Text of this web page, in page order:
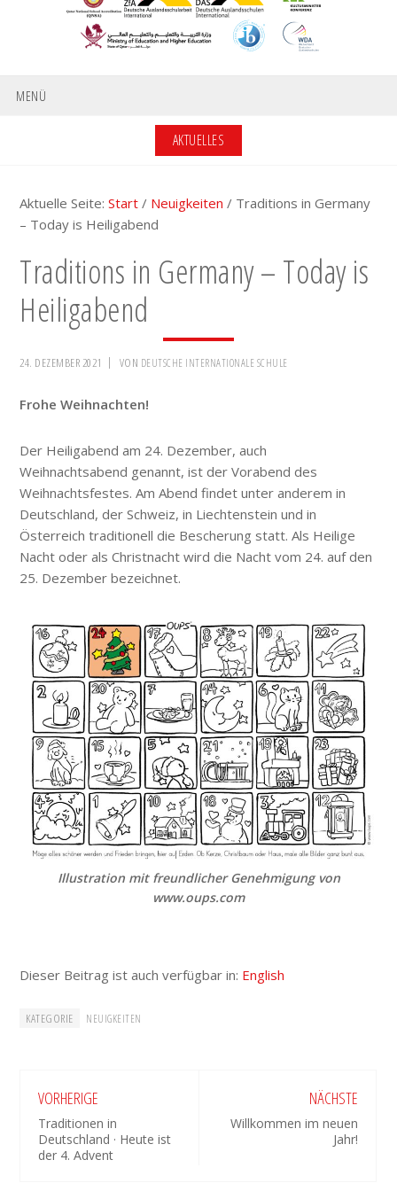
MENÜ
AKTUELLES
Aktuelle Seite:Start / Neuigkeiten / Traditions in Germany
– Today is Heiligabend
Traditions in Germany – Today is
Heiligabend
24. DEZEMBER 2021 VON DEUTSCHE INTERNATIONALE SCHULE
Frohe Weihnachten!
Der Heiligabend am 24. Dezember, auch
Weihnachtsabend genannt, ist der Vorabend des
Weihnachtsfestes. Am Abend findet unter anderem in
Deutschland, der Schweiz, in Liechtenstein und in
Österreich traditionell die Bescherung statt. Als Heilige
Nacht oder als Christnacht wird die Nacht vom 24. auf den
25. Dezember bezeichnet.
Illustration mit freundlicher Genehmigung von
www.oups.com
Dieser Beitrag ist auch verfügbar in: English
KATEGORIE NEUIGKEITEN
VORHERIGE
Traditionen in
Deutschland · Heute ist
der 4. Advent
NÄCHSTE
Willkommen im neuen
Jahr!